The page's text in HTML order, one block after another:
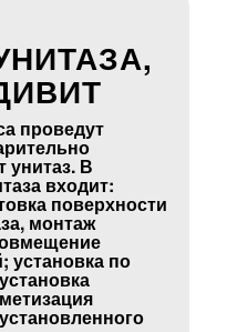
проведут
унитаз. В
входит:
поверхности
монтаж
установка по